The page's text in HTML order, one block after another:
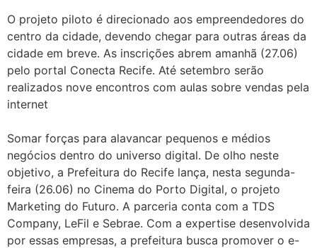
O projeto piloto é direcionado aos empreendedores do
centro da cidade, devendo chegar para outras áreas da
cidade em breve. As inscrições abrem amanhã (27.06)
pelo portal Conecta Recife. Até setembro serão
realizados nove encontros com aulas sobre vendas pela
internet
Somar forças para alavancar pequenos e médios
negócios dentro do universo digital. De olho neste
objetivo, a Prefeitura do Recife lança, nesta segunda-
feira (26.06) no Cinema do Porto Digital, o projeto
Marketing do Futuro. A parceria conta com a TDS
Company, LeFil e Sebrae. Com a expertise desenvolvida
por essas empresas, a prefeitura busca promover o e-